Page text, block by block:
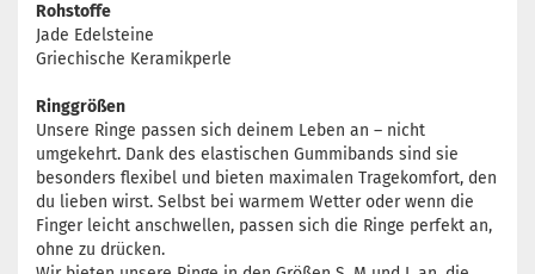
Rohstoffe
Jade Edelsteine
Griechische Keramikperle
Ringgrößen
Unsere Ringe passen sich deinem Leben an – nicht
umgekehrt. Dank des elastischen Gummibands sind sie
besonders flexibel und bieten maximalen Tragekomfort, den
du lieben wirst. Selbst bei warmem Wetter oder wenn die
Finger leicht anschwellen, passen sich die Ringe perfekt an,
ohne zu drücken.